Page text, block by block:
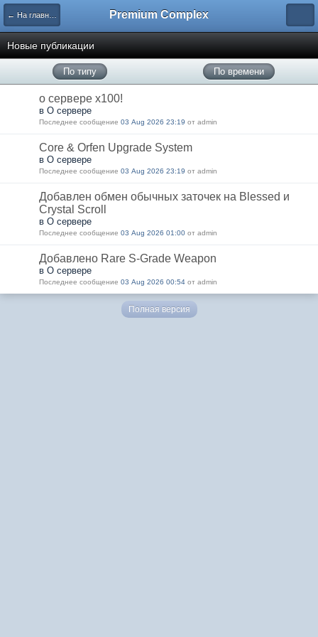
← На главную Premium Complex
Новые публикации
По типу По времени
о сервере x100!
в О сервере
Последнее сообщение 03 Aug 2026 23:19 от admin
Core & Orfen Upgrade System
в О сервере
Последнее сообщение 03 Aug 2026 23:19 от admin
Добавлен обмен обычных заточек на Blessed и
Crystal Scroll
в О сервере
Последнее сообщение 03 Aug 2026 01:00 от admin
Добавлено Rare S-Grade Weapon
в О сервере
Последнее сообщение 03 Aug 2026 00:54 от admin
Полная версия